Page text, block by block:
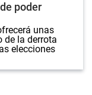
poder
unas
de la derrota
elecciones